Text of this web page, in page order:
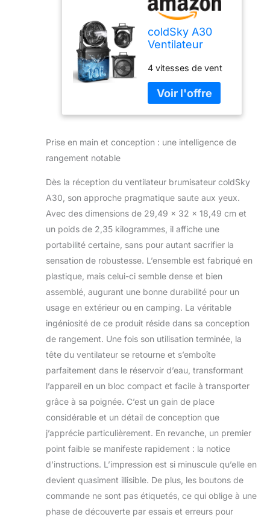
coldSky A30
Ventilateur
camping avec
batterie 20 000
mAh 4 vitesses
Noir
4 vitesses de vent
Prise en main et conception : une intelligence de
rangement notable
Dès la réception du ventilateur brumisateur coldSky
A30, son approche pragmatique saute aux yeux.
Avec des dimensions de 29,49 x 32 x 18,49 cm et
un poids de 2,35 kilogrammes, il affiche une
portabilité certaine, sans pour autant sacrifier la
sensation de robustesse. L’ensemble est fabriqué en
plastique, mais celui-ci semble dense et bien
assemblé, augurant une bonne durabilité pour un
usage en extérieur ou en camping. La véritable
ingéniosité de ce produit réside dans sa conception
de rangement. Une fois son utilisation terminée, la
tête du ventilateur se retourne et s’emboîte
parfaitement dans le réservoir d’eau, transformant
l’appareil en un bloc compact et facile à transporter
grâce à sa poignée. C’est un gain de place
considérable et un détail de conception que
j’apprécie particulièrement. En revanche, un premier
point faible se manifeste rapidement : la notice
d’instructions. L’impression est si minuscule qu’elle en
devient quasiment illisible. De plus, les boutons de
commande ne sont pas étiquetés, ce qui oblige à une
phase de découverte par essais et erreurs pour